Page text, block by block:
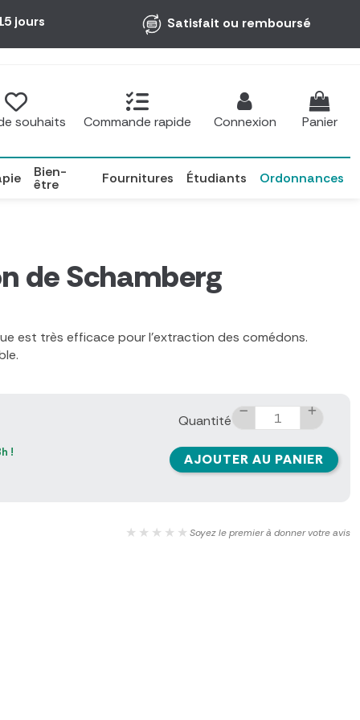
jours Satisfait ou remboursé
souhaits Commande rapide Connexion Panier
Bien-
être Fournitures Étudiants Ordonnances
de Schamberg
est très efficace pour l'extraction des comédons.
!
Quantité
AJOUTER AU PANIER
★★★★★ Soyez le premier à donner votre avis